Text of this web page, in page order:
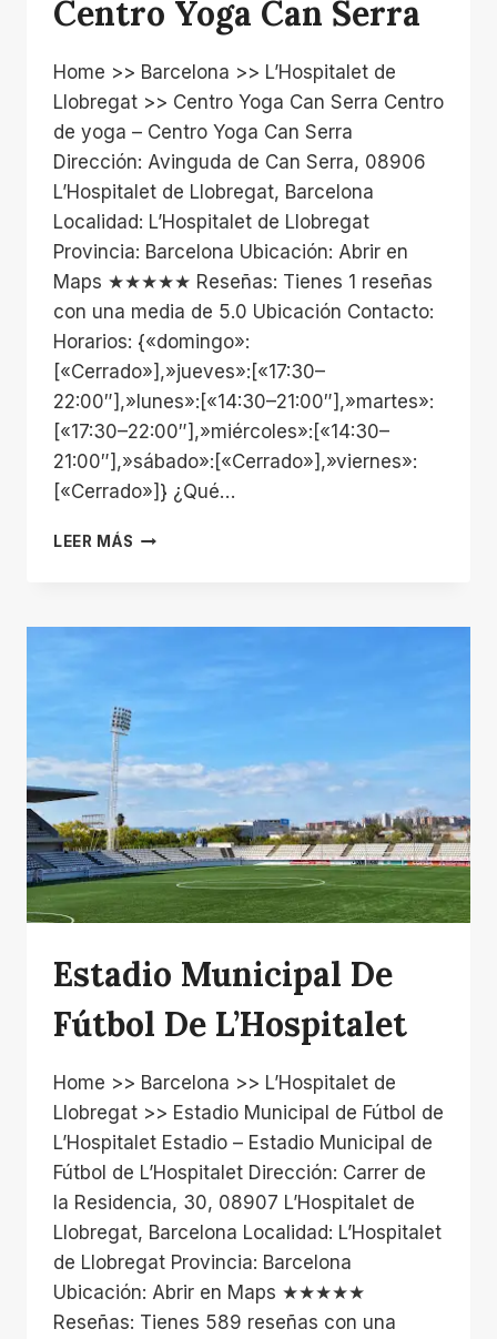
Centro Yoga Can Serra
Home >> Barcelona >> L’Hospitalet de
Llobregat >> Centro Yoga Can Serra Centro
de yoga – Centro Yoga Can Serra
Dirección: Avinguda de Can Serra, 08906
L’Hospitalet de Llobregat, Barcelona
Localidad: L’Hospitalet de Llobregat
Provincia: Barcelona Ubicación: Abrir en
Maps ★★★★★ Reseñas: Tienes 1 reseñas
con una media de 5.0 Ubicación Contacto:
Horarios: {«domingo»:
[«Cerrado»],»jueves»:[«17:30–
22:00″],»lunes»:[«14:30–21:00″],»martes»:
[«17:30–22:00″],»miércoles»:[«14:30–
21:00″],»sábado»:[«Cerrado»],»viernes»:
[«Cerrado»]} ¿Qué…
LEER MÁS CENTRO
Estadio Municipal De
Fútbol De L’Hospitalet
Home >> Barcelona >> L’Hospitalet de
Llobregat >> Estadio Municipal de Fútbol de
L’Hospitalet Estadio – Estadio Municipal de
Fútbol de L’Hospitalet Dirección: Carrer de
la Residencia, 30, 08907 L’Hospitalet de
Llobregat, Barcelona Localidad: L’Hospitalet
de Llobregat Provincia: Barcelona
Ubicación: Abrir en Maps ★★★★★
Reseñas: Tienes 589 reseñas con una